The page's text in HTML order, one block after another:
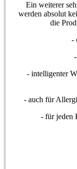
Ein weiterer
werden absolut
die
-
- intelligenter
- auch für
- für jeden